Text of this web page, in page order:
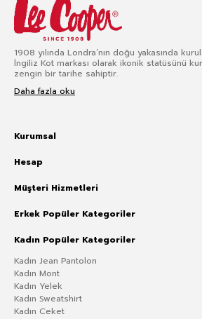
1908 yılında Londra’nın doğu yakasında
İngiliz Kot markası olarak ikonik statüsünü
zengin bir tarihe sahiptir.
Daha fazla oku
Kurumsal
Hesap
Müşteri Hizmetleri
Erkek Popüler Kategoriler
Kadın Popüler Kategoriler
Kadın Jean Pantolon
Kadın Mont
Kadın Yelek
Kadın Sweatshirt
Kadın Ceket